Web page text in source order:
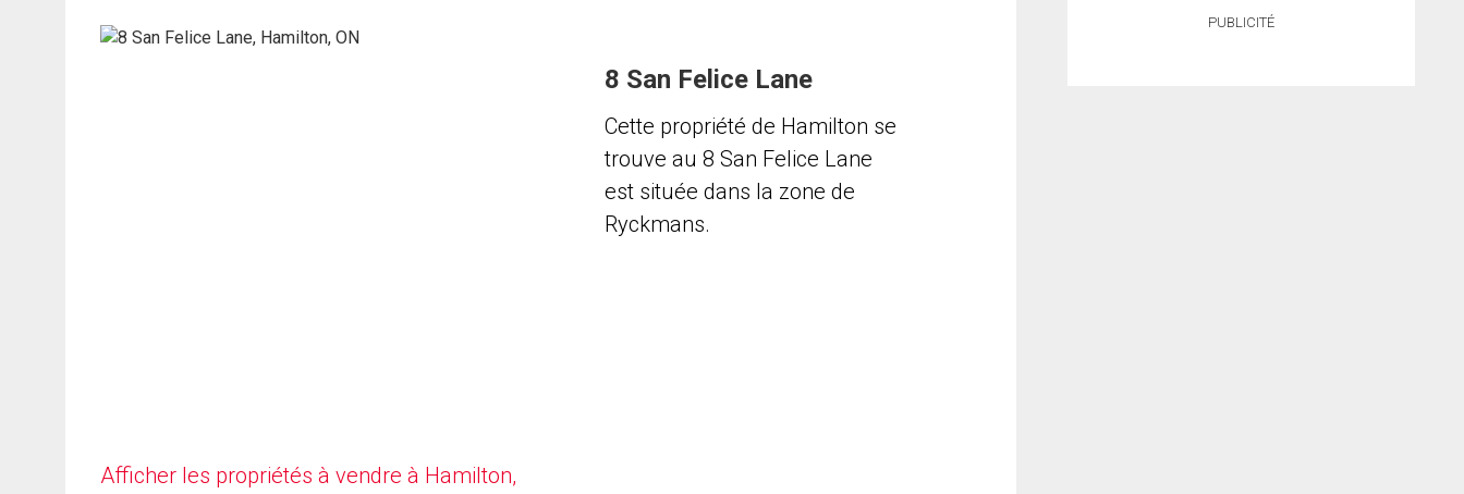
Afficher les propriétés à vendre à Hamilton,
8 San Felice Lane
Cette propriété de Hamilton se
trouve au 8 San Felice Lane
est située dans la zone de
Ryckmans.
PUBLICITÉ